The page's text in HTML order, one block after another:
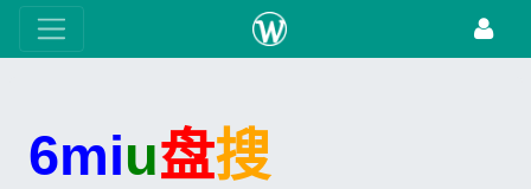
6miu盘搜